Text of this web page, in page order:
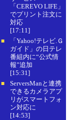
「CEREVO LIFE」
でプリント注文に
対応
[17:11]
■
「Yahoo!テレビ.Ｇ
ガイド」の日テレ
番組内に“公式情
報”追加
[15:31]
■
ServersManと連携
できるカメラアプ
リがスマートフォ
ン対応に
[14:53]